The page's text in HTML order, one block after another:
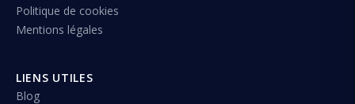
Politique de cookies
Mentions légales
LIENS UTILES
Blog